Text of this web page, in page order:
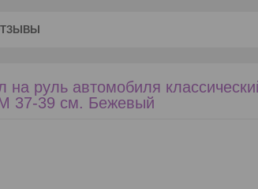
на руль автомобиля
37-39 см. Бежевый